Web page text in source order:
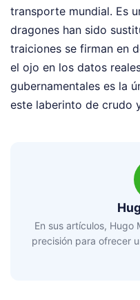
transporte mundial. Es
dragones han sido
traiciones se firman en
el ojo en los datos
gubernamentales es la
este laberinto de crudo
En sus artículos, Hugo
precisión para ofrecer